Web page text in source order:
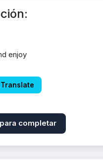
enjoy
Translate
completar